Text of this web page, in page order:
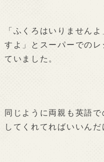
「ふくろはいりません
すよ」とスーパーでのレ
ていました。
同じように両親も英語
してくれてればいいんだ